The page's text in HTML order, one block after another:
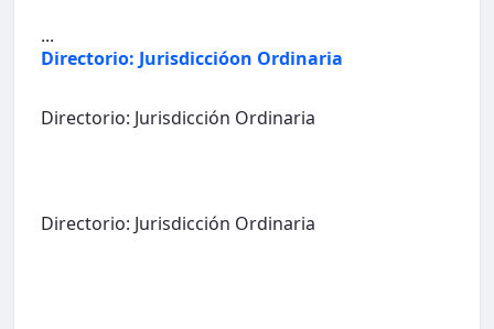
...
Directorio: Jurisdiccióon Ordinaria
Directorio: Jurisdicción Ordinaria
Directorio: Jurisdicción Ordinaria